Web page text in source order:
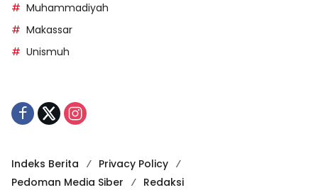
Muhammadiyah
Makassar
Unismuh
Indeks Berita
Privacy Policy
Pedoman Media Siber
Redaksi